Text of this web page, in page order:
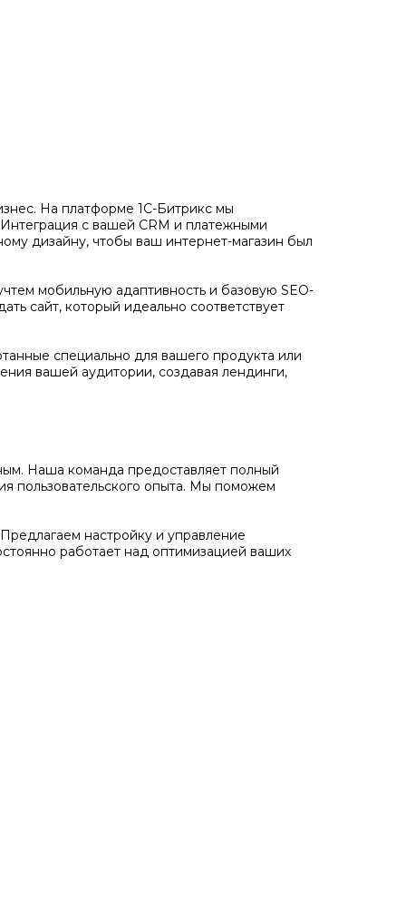
На платформе 1С-Битрикс мы
с вашей CRM и платежными
дизайну, чтобы ваш интернет-магазин был
мобильную адаптивность и базовую SEO-
сайт, который идеально соответствует
специально для вашего продукта или
вашей аудитории, создавая лендинги,
Наша команда предоставляет полный
пользовательского опыта. Мы поможем
настройку и управление
работает над оптимизацией ваших